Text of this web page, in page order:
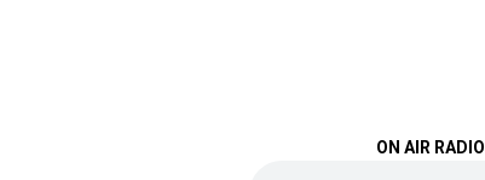
ON AIR RADIO